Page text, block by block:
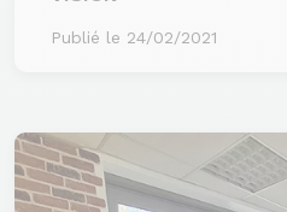
Publié le 24/02/2021